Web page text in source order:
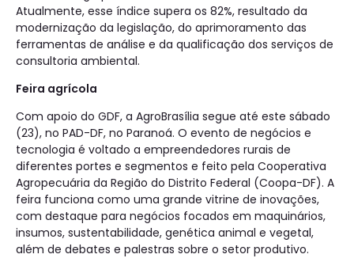
Atualmente, esse índice supera os 82%, resultado da
modernização da legislação, do aprimoramento das
ferramentas de análise e da qualificação dos serviços de
consultoria ambiental.
Feira agrícola
Com apoio do GDF, a AgroBrasília segue até este sábado
(23), no PAD-DF, no Paranoá. O evento de negócios e
tecnologia é voltado a empreendedores rurais de
diferentes portes e segmentos e feito pela Cooperativa
Agropecuária da Região do Distrito Federal (Coopa-DF). A
feira funciona como uma grande vitrine de inovações,
com destaque para negócios focados em maquinários,
insumos, sustentabilidade, genética animal e vegetal,
além de debates e palestras sobre o setor produtivo.